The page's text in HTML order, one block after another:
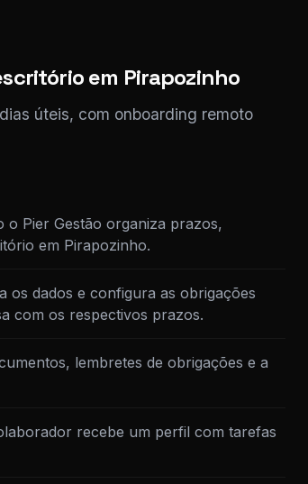
em Pirapozinho
úteis, com onboarding remoto
Pier Gestão organiza prazos,
em Pirapozinho.
os dados e configura as obrigações
com os respectivos prazos.
lembretes de obrigações e a
recebe um perfil com tarefas